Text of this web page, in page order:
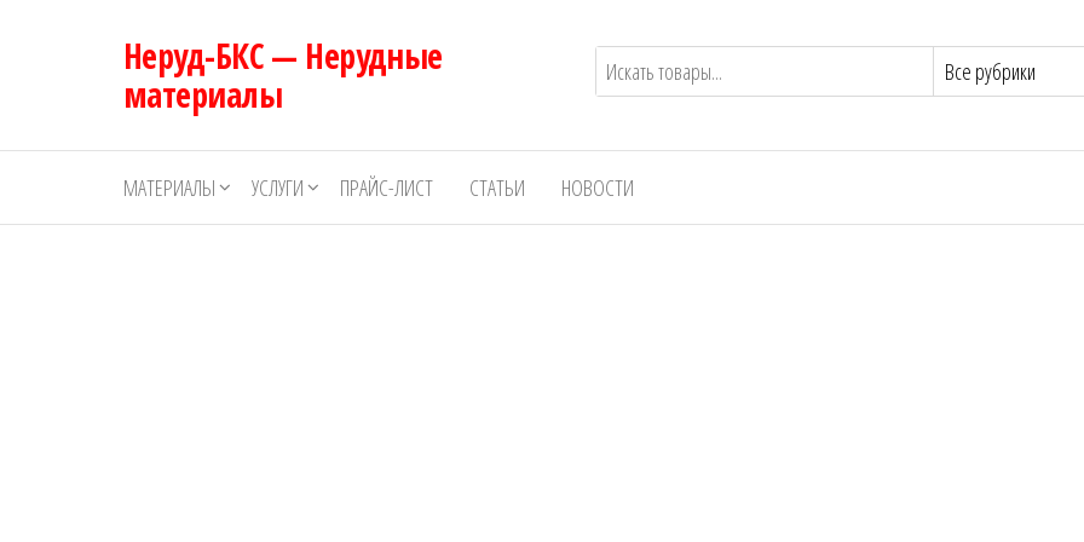
Неруд-БКС — Нерудные
материалы
МАТЕРИАЛЫ УСЛУГИ ПРАЙС-ЛИСТ СТАТЬИ НОВОСТИ